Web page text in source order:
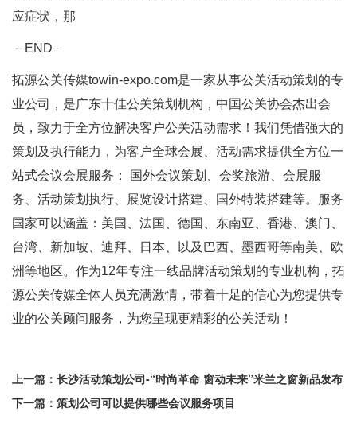
应症状，那
－END－
拓源公关传媒towin-expo.com是一家从事公关活动策划的专
业公司，是广东十佳公关策划机构，中国公关协会杰出会
员，致力于全方位解决客户公关活动需求！我们凭借强大的
策划及执行能力，为客户全球会展、活动需求提供全方位一
站式会议会展服务： 国外会议策划、会奖旅游、会展服
务、活动策划执行、展览设计搭建、国外特装搭建等。服务
国家可以涵盖：美国、法国、德国、东南亚、香港、澳门、
台湾、新加坡、迪拜、日本、以及巴西、墨西哥等南美、欧
洲等地区。作为12年专注一线品牌活动策划的专业机构，拓
源公关传媒全体人员充满激情，带着十足的信心为您提供专
业的公关顾问服务，为您呈现更精彩的公关活动！
上一篇： 长沙活动策划公司-“时尚革命 窗动未来”米兰之窗新品发布
下一篇： 策划公司可以提供哪些会议服务项目